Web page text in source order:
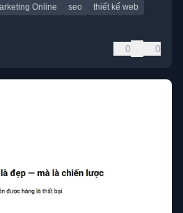
Online seo
thiết kế web
0 0